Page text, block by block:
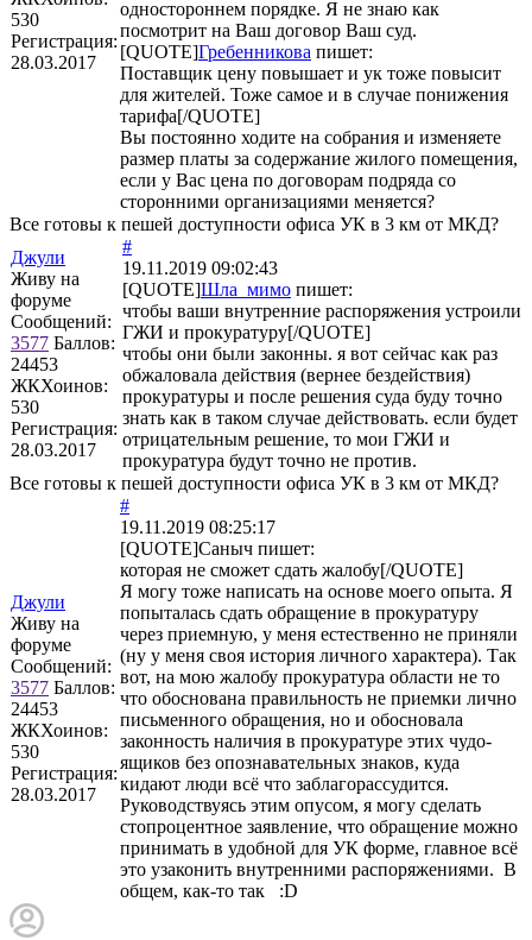
530
Регистрация:
28.03.2017
одностороннем порядке. Я не знаю как
посмотрит на Ваш договор Ваш суд.
[QUOTE]Гребенникова пишет:
Поставщик цену повышает и ук тоже повысит
для жителей. Тоже самое и в случае понижения
тарифа[/QUOTE]
Вы постоянно ходите на собрания и изменяете
размер платы за содержание жилого помещения,
если у Вас цена по договорам подряда со
сторонними организациями меняется?
Все готовы к пешей доступности офиса УК в 3 км от МКД?
Джули
Живу на
форуме
Сообщений:
3577 Баллов:
24453
ЖКХоинов:
530
Регистрация:
28.03.2017
#
19.11.2019 09:02:43
[QUOTE]Шла_мимо пишет:
чтобы ваши внутренние распоряжения устроили
ГЖИ и прокуратуру[/QUOTE]
чтобы они были законны. я вот сейчас как раз
обжаловала действия (вернее бездействия)
прокуратуры и после решения суда буду точно
знать как в таком случае действовать. если будет
отрицательным решение, то мои ГЖИ и
прокуратура будут точно не против.
Все готовы к пешей доступности офиса УК в 3 км от МКД?
Джули
Живу на
форуме
Сообщений:
3577 Баллов:
24453
ЖКХоинов:
530
Регистрация:
28.03.2017
#
19.11.2019 08:25:17
[QUOTE]Саныч пишет:
которая не сможет сдать жалобу[/QUOTE]
Я могу тоже написать на основе моего опыта. Я
попыталась сдать обращение в прокуратуру
через приемную, у меня естественно не приняли
(ну у меня своя история личного характера). Так
вот, на мою жалобу прокуратура области не то
что обоснована правильность не приемки лично
письменного обращения, но и обосновала
законность наличия в прокуратуре этих чудо-
ящиков без опознавательных знаков, куда
кидают люди всё что заблагорассудится.
Руководствуясь этим опусом, я могу сделать
стопроцентное заявление, что обращение можно
принимать в удобной для УК форме, главное всё
это узаконить внутренними распоряжениями. В
общем, как-то так :D